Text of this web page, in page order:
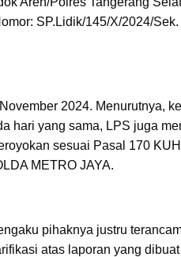
SP.Lidik/145/X/2024/Sek.
2024. Menurutnya,
hari yang sama, LPS juga
sesuai Pasal 170
METRO JAYA.
pihaknya justru
atas laporan yang